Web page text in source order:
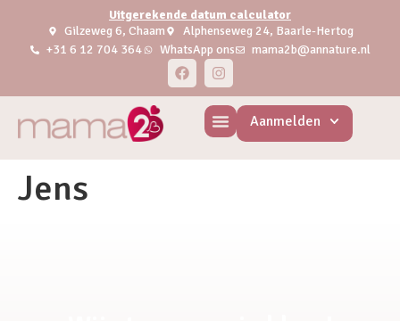
Uitgerekende datum calculator
Gilzeweg 6, Chaam
Alphenseweg 24, Baarle-Hertog
+31 6 12 704 364
WhatsApp ons mama2b@annature.nl
Aanmelden
Jens